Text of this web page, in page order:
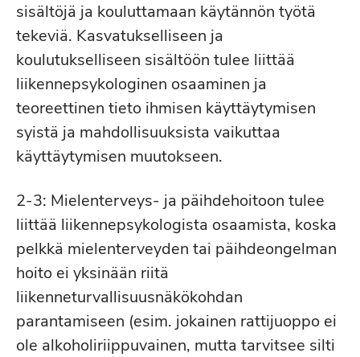
sisältöjä ja kouluttamaan käytännön työtä
tekeviä. Kasvatukselliseen ja
koulutukselliseen sisältöön tulee liittää
liikennepsykologinen osaaminen ja
teoreettinen tieto ihmisen käyttäytymisen
syistä ja mahdollisuuksista vaikuttaa
käyttäytymisen muutokseen.
2-3: Mielenterveys- ja päihdehoitoon tulee
liittää liikennepsykologista osaamista, koska
pelkkä mielenterveyden tai päihdeongelman
hoito ei yksinään riitä
liikenneturvallisuusnäkökohdan
parantamiseen (esim. jokainen rattijuoppo ei
ole alkoholiriippuvainen, mutta tarvitsee silti